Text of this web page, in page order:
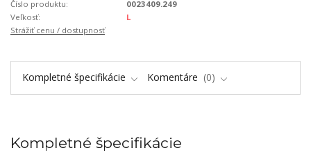
Číslo produktu:
0023409.249
Veľkosť:
L
Strážiť cenu / dostupnosť
Kompletné špecifikácie Komentáre 0
Kompletné špecifikácie